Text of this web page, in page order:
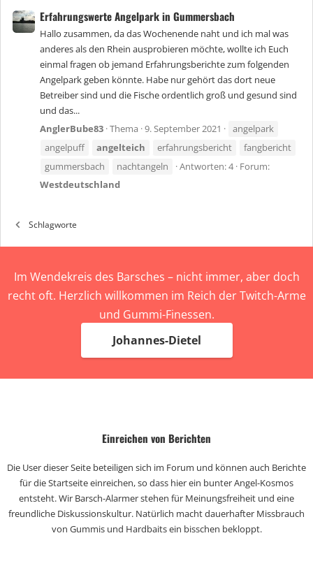
Erfahrungswerte Angelpark in Gummersbach
Hallo zusammen, da das Wochenende naht und ich mal was
anderes als den Rhein ausprobieren möchte, wollte ich Euch
einmal fragen ob jemand Erfahrungsberichte zum folgenden
Angelpark geben könnte. Habe nur gehört das dort neue
Betreiber sind und die Fische ordentlich groß und gesund sind
und das...
AnglerBube83 Thema 9. September 2021
angelpark
angelpuff
angelteich erfahrungsbericht
fangbericht
gummersbach
nachtangeln Antworten: 4 Forum:
Westdeutschland
Schlagworte
Im Wendekreis des Barsches – nicht immer, aber doch
recht oft. Herzlich willkommen im Reich der Twitch-Arme
und Gummi-Finessen.
Johannes-Dietel
Einreichen von Berichten
Die User dieser Seite beteiligen sich im Forum und können auch Berichte
für die Startseite einreichen, so dass hier ein bunter Angel-Kosmos
entsteht. Wir Barsch-Alarmer stehen für Meinungsfreiheit und eine
freundliche Diskussionskultur. Natürlich macht dauerhafter Missbrauch
von Gummis und Hardbaits ein bisschen bekloppt.